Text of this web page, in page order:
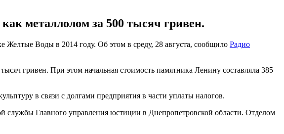
металлолом за 500 тысяч гривен.
Желтые Воды в 2014 году. Об этом в среду, 28 августа, сообщило Радио
гривен. При этом начальная стоимость памятника Ленину составляла 385
в связи с долгами предприятия в части уплаты налогов.
службы Главного управления юстиции в Днепропетровской области. Отделом